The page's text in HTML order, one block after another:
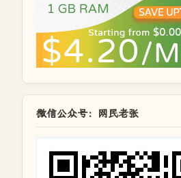
微信公众号：网民老张